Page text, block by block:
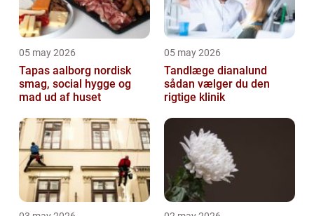
05 may 2026
Tapas aalborg nordisk
smag, social hygge og
mad ud af huset
05 may 2026
Tandlæge dianalund
sådan vælger du den
rigtige klinik